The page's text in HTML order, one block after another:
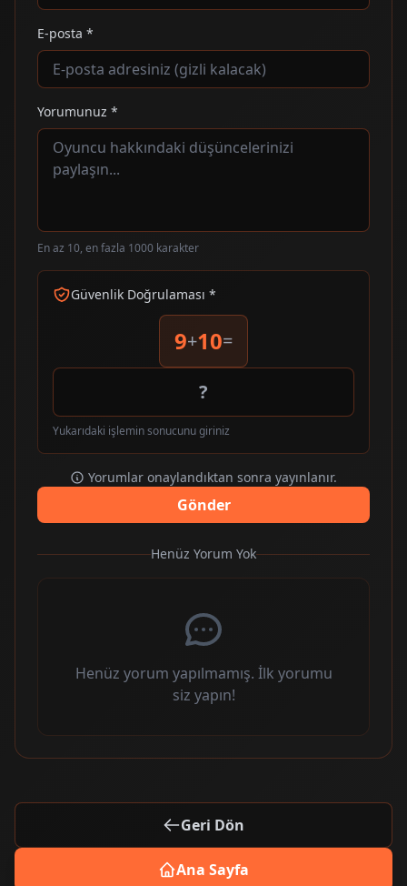
E-posta *
Yorumunuz *
En az 10, en fazla 1000 karakter
Güvenlik Doğrulaması *
9+10=
Yukarıdaki işlemin sonucunu giriniz
Yorumlar onaylandıktan sonra yayınlanır.
Gönder
Henüz Yorum Yok
Henüz yorum yapılmamış. İlk yorumu
siz yapın!
Geri Dön
Ana Sayfa